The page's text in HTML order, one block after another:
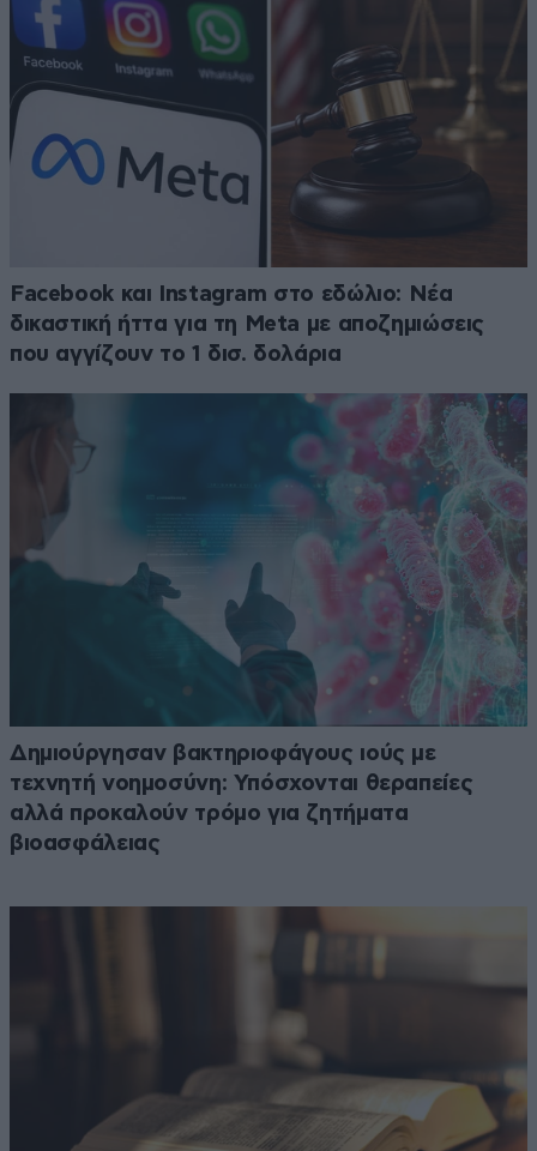
Facebook και Instagram στο εδώλιο: Νέα
δικαστική ήττα για τη Meta με αποζημιώσεις
που αγγίζουν το 1 δισ. δολάρια
Δημιούργησαν βακτηριοφάγους ιούς με
τεχνητή νοημοσύνη: Υπόσχονται θεραπείες
αλλά προκαλούν τρόμο για ζητήματα
βιοασφάλειας